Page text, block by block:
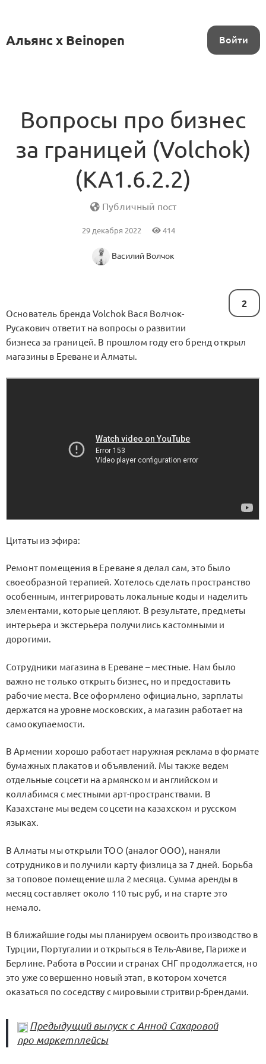
Альянс x Beinopen Войти
Вопросы про бизнес
за границей (Volchok)
(KA1.6.2.2)
Публичный пост
29 декабря 2022 414
Василий Волчок
2
Основатель бренда Volchok Вася Волчок-
Русакович ответит на вопросы о развитии
бизнеса за границей. В прошлом году его бренд открыл
магазины в Ереване и Алматы.
Цитаты из эфира:
Ремонт помещения в Ереване я делал сам, это было
своеобразной терапией. Хотелось сделать пространство
особенным, интегрировать локальные коды и наделить
элементами, которые цепляют. В результате, предметы
интерьера и экстерьера получились кастомными и
дорогими.
Сотрудники магазина в Ереване – местные. Нам было
важно не только открыть бизнес, но и предоставить
рабочие места. Все оформлено официально, зарплаты
держатся на уровне московских, а магазин работает на
самоокупаемости.
В Армении хорошо работает наружная реклама в формате
бумажных плакатов и объявлений. Мы также ведем
отдельные соцсети на армянском и английском и
коллабимся с местными арт-пространствами. В
Казахстане мы ведем соцсети на казахском и русском
языках.
В Алматы мы открыли ТОО (аналог ООО), наняли
сотрудников и получили карту физлица за 7 дней. Борьба
за топовое помещение шла 2 месяца. Сумма аренды в
месяц составляет около 110 тыс руб, и на старте это
немало.
В ближайшие годы мы планируем освоить производство в
Турции, Португалии и открыться в Тель-Авиве, Париже и
Берлине. Работа в России и странах СНГ продолжается, но
это уже совершенно новый этап, в котором хочется
оказаться по соседству с мировыми стритвир-брендами.
Предыдущий выпуск с Анной Сахаровой
про маркетплейсы